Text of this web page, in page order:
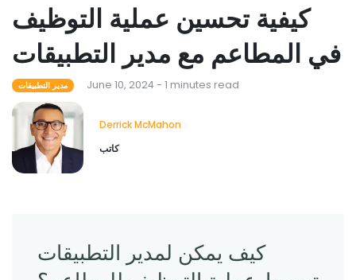
كيفية تحسين عملية التوظيف
في المطاعم مع مدير التطبيقات
مدير التطبيقات June 10, 2024 - 1 minutes read
Derrick McMahon
كاتب
كيف يمكن لمدير التطبيقات